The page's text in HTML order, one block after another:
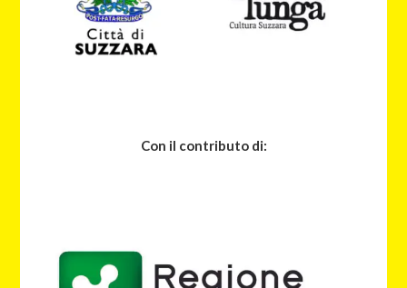
Con il contributo di: